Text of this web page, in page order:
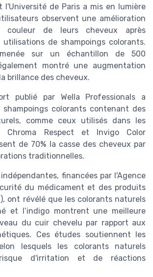
l'Université de Paris a mis en lumière
observent une amélioration
de leurs cheveux après
de shampoings colorants.
sur un échantillon de 500
montré une augmentation
brillance des cheveux.
publié par Wella Professionals a
colorants contenant des
comme ceux utilisés dans les
Chroma Respect et Invigo Color
de 70% la casse des cheveux par
traditionnelles.
financées par l'Agence
du médicament et des produits
ont révélé que les colorants naturels
et l’indigo montrent une meilleure
du cuir chevelu par rapport aux
Ces études soutiennent les
lesquels les colorants naturels
d'irritation et de réactions